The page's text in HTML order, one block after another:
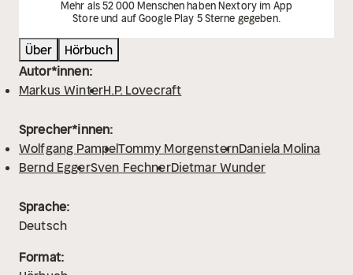
Mehr als 52 000 Menschen haben Nextory im App
Store und auf Google Play 5 Sterne gegeben.
Über
Hörbuch
Autor*innen:
Markus WinterH.P. Lovecraft
Sprecher*innen:
Wolfgang PampelTommy MorgensternDaniela Molina
Bernd EggerSven FechnerDietmar Wunder
Sprache:
Deutsch
Format: